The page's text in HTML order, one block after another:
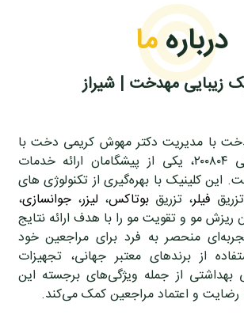
دربارهما
زیبایی مهدخت | شیراز
با مدیریت دکتر مهوش کریمی دخت با
شماره نظام پزشکی ۲۰۰۸۰۴، یکی از پیشگامان ارائه خدمات
این کلینیک با بهره‌گیری از تکنولوژی‌ های
فیلر، تزریقبوتاکس،لیزر،جوانسازی،
ریزش مو و تقویت مو را با هدف ارائه نتایج
منحصر به فرد برای مراجعین خود
از برندهای معتبر جهانی، تجهیزات
از جمله ویژگی‌های برجسته این
و اعتماد مراجعین کمک می‌کند.